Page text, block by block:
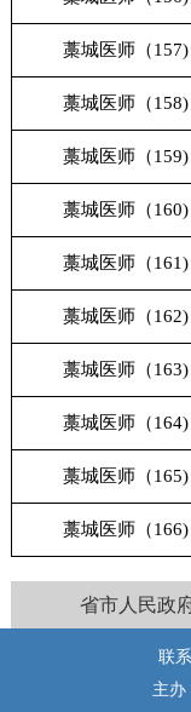
藁城医师（157)
藁城医师（158)
藁城医师（159)
藁城医师（160)
藁城医师（161)
藁城医师（162)
藁城医师（163)
藁城医师（164)
藁城医师（165)
藁城医师（166)
省市人民政
联
主办